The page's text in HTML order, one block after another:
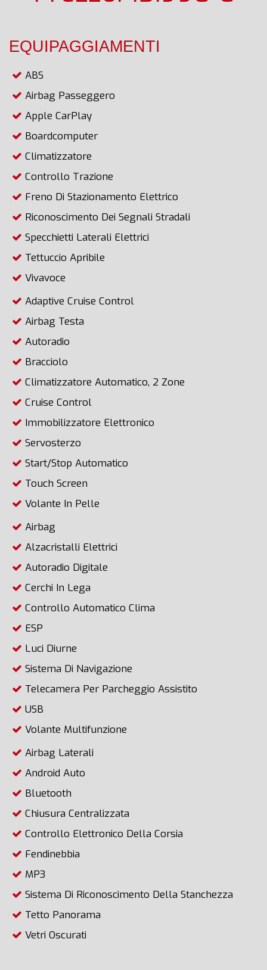
EQUIPAGGIAMENTI
ABS
Airbag Passeggero
Apple CarPlay
Boardcomputer
Climatizzatore
Controllo Trazione
Freno Di Stazionamento Elettrico
Riconoscimento Dei Segnali Stradali
Specchietti Laterali Elettrici
Tettuccio Apribile
Vivavoce
Adaptive Cruise Control
Airbag Testa
Autoradio
Bracciolo
Climatizzatore Automatico, 2 Zone
Cruise Control
Immobilizzatore Elettronico
Servosterzo
Start/Stop Automatico
Touch Screen
Volante In Pelle
Airbag
Alzacristalli Elettrici
Autoradio Digitale
Cerchi In Lega
Controllo Automatico Clima
ESP
Luci Diurne
Sistema Di Navigazione
Telecamera Per Parcheggio Assistito
USB
Volante Multifunzione
Airbag Laterali
Android Auto
Bluetooth
Chiusura Centralizzata
Controllo Elettronico Della Corsia
Fendinebbia
MP3
Sistema Di Riconoscimento Della Stanchezza
Tetto Panorama
Vetri Oscurati